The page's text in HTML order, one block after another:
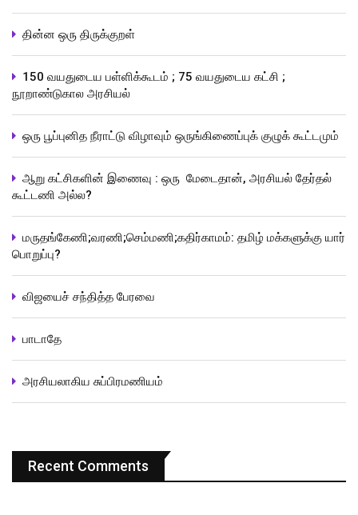
தின்ன ஒரு திருக்குறள்
150 வயதுடைய பள்ளிக்கூடம் ; 75 வயதுடைய கட்சி ;
நூறாண்டுகால அரசியல்
ஒரு பூப்புனித நீராட்டு விழாவும் ஒருங்கிணைப்புக் குழுக் கூட்டமும்
ஆறு கட்சிகளின் இணைவு : ஒரு மேடைதான், அரசியல் தேர்தல்
கூட்டணி அல்ல?
மருதங்கேணி;வரணி;செம்மணி;கதிர்காமம்: தமிழ் மக்களுக்கு யார்
பொறுப்பு?
விஜயைச் சந்தித்த பேரவை
பாடாதே
அரசியலாகிய சுப்பிரமணியம்
Recent Comments